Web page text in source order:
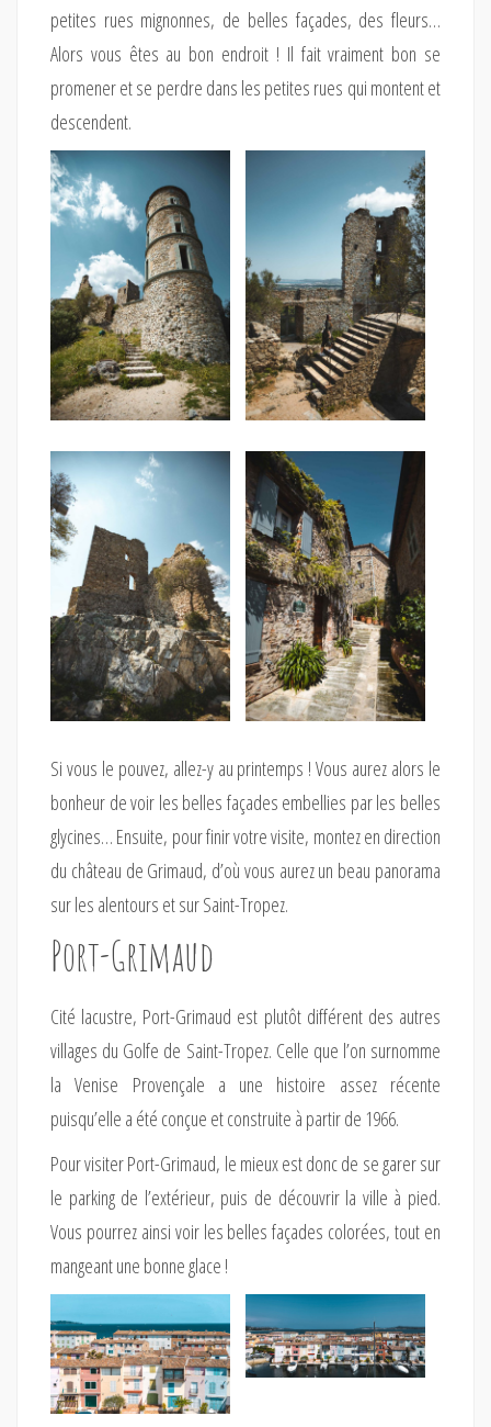
petites rues mignonnes, de belles façades, des fleurs…
Alors vous êtes au bon endroit ! Il fait vraiment bon se
promener et se perdre dans les petites rues qui montent et
descendent.
Si vous le pouvez, allez-y au printemps ! Vous aurez alors le
bonheur de voir les belles façades embellies par les belles
glycines… Ensuite, pour finir votre visite, montez en direction
du château de Grimaud, d’où vous aurez un beau panorama
sur les alentours et sur Saint-Tropez.
Port-Grimaud
Cité lacustre, Port-Grimaud est plutôt différent des autres
villages du Golfe de Saint-Tropez. Celle que l’on surnomme
la Venise Provençale a une histoire assez récente
puisqu’elle a été conçue et construite à partir de 1966.
Pour visiter Port-Grimaud, le mieux est donc de se garer sur
le parking de l’extérieur, puis de découvrir la ville à pied.
Vous pourrez ainsi voir les belles façades colorées, tout en
mangeant une bonne glace !